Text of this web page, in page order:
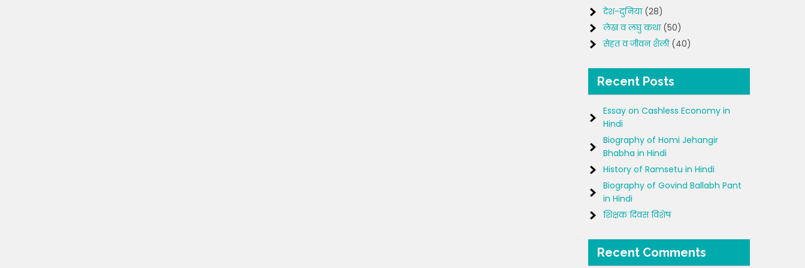
देश-दुनिया(28)
लेख व लघु कथा(50)
सेहत व जीवन शैली(40)
Recent Posts
Essay on Cashless Economy in
Hindi
Biography of Homi Jehangir
Bhabha in Hindi
History of Ramsetu in Hindi
Biography of Govind Ballabh Pant
in Hindi
शिक्षक दिवस विशेष
Recent Comments